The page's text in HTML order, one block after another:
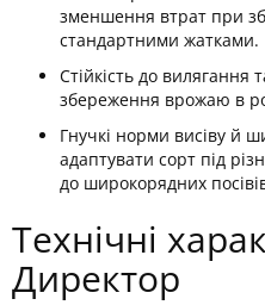
зменшення втрат при
стандартними жатками.
Стійкість до вилягання
збереження врожаю в
Гнучкі норми висіву й
адаптувати сорт під
до широкорядних
Технічні
Директор